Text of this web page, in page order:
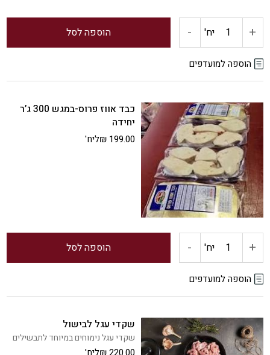
+ כמות
של
עגל
למנגל/על
האש
יח' - הוספה לסל
הוספה למועדפים
כבד אווז פרוס-במגש 300 ג’ר
יחידה
₪ 199.00 ליח'
+ כמות
של
אווז
יח' - הוספה לסל
הוספה למועדפים
שקדי עגל לבישול
שקדי עגל נימוחים במיוחד לתבשילים
₪220.00 ליח'